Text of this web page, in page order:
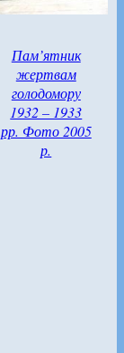
Пам’ятник
жертвам
голодомору
1932 – 1933
рр. Фото 2005
р.